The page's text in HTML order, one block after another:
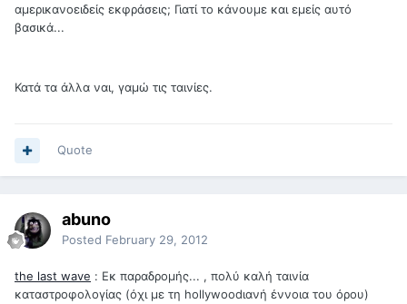
αμερικανοειδείς εκφράσεις; Γιατί το κάνουμε και εμείς αυτό
βασικά...
Κατά τα άλλα ναι, γαμώ τις ταινίες.
Quote
abuno
Posted February 29, 2012
the last wave : Εκ παραδρομής... , πολύ καλή ταινία
καταστροφολογίας (όχι με τη hollywoodιανή έννοια του όρου)